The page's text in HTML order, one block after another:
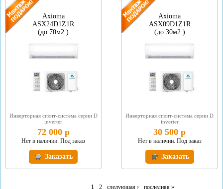
Axioma
ASX24D1Z1R
(до 70м2 )
Инверторная сплит-система серии D
inverter
72 000 р
Нет в наличии. Под заказ
Заказать
Axioma
ASX09D1Z1R
(до 30м2 )
Инверторная сплит-система серии D
inverter
30 500 р
Нет в наличии. Под заказ
Заказать
1 2 следующая › последняя »